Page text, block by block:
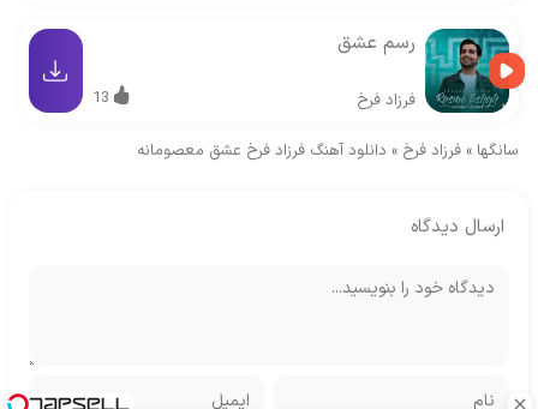
رسم عشق
فرزاد فرخ 13
سانگها » فرزاد فرخ » دانلود آهنگ فرزاد فرخ عشق معصومانه
ارسال دیدگاه